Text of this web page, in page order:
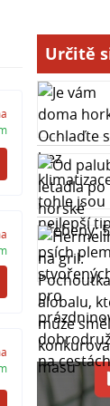
Určitě